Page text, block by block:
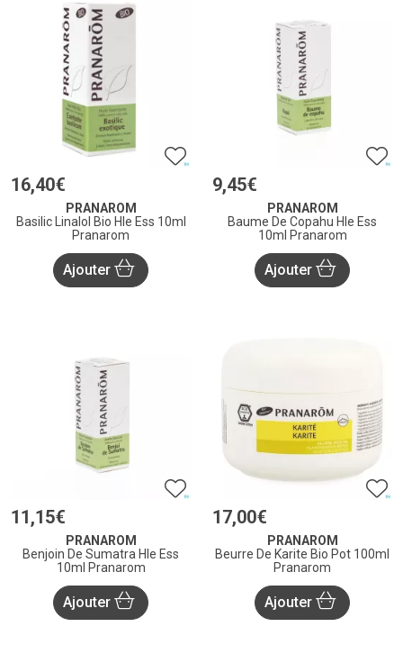
16,40€
PRANAROM
Basilic Linalol Bio Hle Ess 10ml
Pranarom
Ajouter
9,45€
PRANAROM
Baume De Copahu Hle Ess
10ml Pranarom
Ajouter
11,15€
PRANAROM
Benjoin De Sumatra Hle Ess
10ml Pranarom
Ajouter
17,00€
PRANAROM
Beurre De Karite Bio Pot 100ml
Pranarom
Ajouter